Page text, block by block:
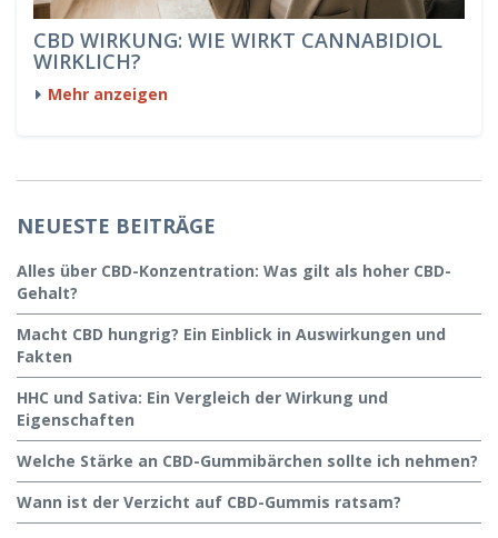
CBD WIRKUNG: WIE WIRKT CANNABIDIOL
WIRKLICH?
Mehr anzeigen
NEUESTE BEITRÄGE
Alles über CBD-Konzentration: Was gilt als hoher CBD-
Gehalt?
Macht CBD hungrig? Ein Einblick in Auswirkungen und
Fakten
HHC und Sativa: Ein Vergleich der Wirkung und
Eigenschaften
Welche Stärke an CBD-Gummibärchen sollte ich nehmen?
Wann ist der Verzicht auf CBD-Gummis ratsam?